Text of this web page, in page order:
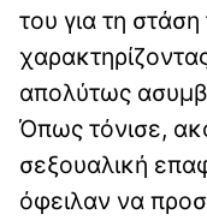
του για τη
απολύτως
Όπως τόνισε,
σεξουαλική
όφειλαν να